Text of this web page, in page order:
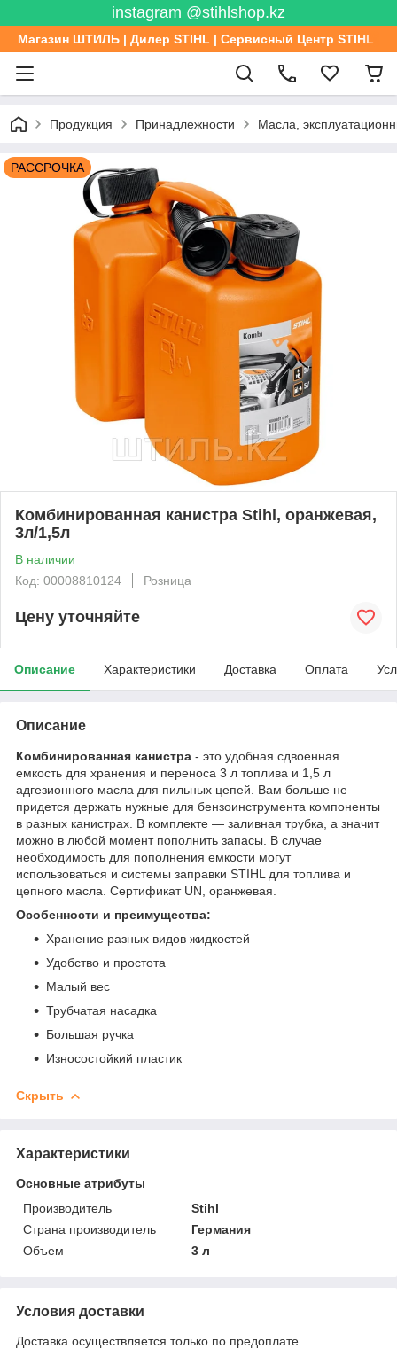
instagram @stihlshop.kz
Магазин ШТИЛЬ | Дилер STIHL | Сервисный Центр STIHL
Продукция Принадлежности Масла,
РАССРОЧКА
Комбинированная канистра Stihl, оранжевая,
3л/1,5л
В наличии
Код: 00008810124
Розница
Цену уточняйте
Описание Характеристики Доставка Оплата
Описание
Комбинированная канистра - это удобная сдвоенная
емкость для хранения и переноса 3 л топлива и 1,5 л
адгезионного масла для пильных цепей. Вам больше не
придется держать нужные для бензоинструмента компоненты
в разных канистрах. В комплекте — заливная трубка, а значит
можно в любой момент пополнить запасы. В случае
необходимость для пополнения емкости могут
использоваться и системы заправки STIHL для топлива и
цепного масла. Сертификат UN, оранжевая.
Особенности и преимущества:
Хранение разных видов жидкостей
Удобство и простота
Малый вес
Трубчатая насадка
Большая ручка
Износостойкий пластик
Скрыть
Характеристики
Основные атрибуты
Производитель
Stihl
Страна производитель
Германия
Объем
3 л
Условия доставки
Доставка осуществляется только по предоплате.